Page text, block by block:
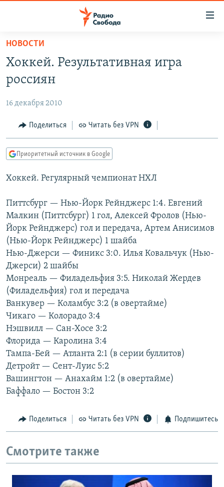
упрощенного
доступа
основному
Вернутся
главной
навигации
Вернутся
поиску
АВТОРСКИЕ ПРОЕКТЫ
ЦИТАТЫ СВОБОДЫ
МНЕНИЯ
IDEL.РЕАЛИИ
КАВКАЗ.РЕАЛИИ
СЕВЕР.РЕАЛИИ
СИБИРЬ.РЕАЛИИ
РАСПИСАНИЕ ВЕЩАНИЯ
ПОДПИШИТЕСЬ НА РАССЫЛКУ
СОЦИАЛЬНЫЕ СЕТИ
Все сайты РСЕ/РС
НОВОСТИ
Хоккей. Результативная игра
россиян
16 декабря 2010
Поделиться Читать без VPN
Приоритетный источник в Google
Хоккей. Регулярный чемпионат НХЛ
Питтсбург — Нью-Йорк Рейнджерс 1:4. Евгений
Малкин (Питтсбург) 1 гол, Алексей Фролов (Нью-
Йорк Рейнджерс) гол и передача, Артем Анисимов
(Нью-Йорк Рейнджерс) 1 шайба
Нью-Джерси — Финикс 3:0. Илья Ковальчук (Нью-
Джерси) 2 шайбы
Монреаль — Филадельфия 3:5. Николай Жердев
(Филадельфия) гол и передача
Ванкувер — Коламбус 3:2 (в овертайме)
Чикаго — Колорадо 3:4
Нэшвилл — Сан-Хосе 3:2
Флорида — Каролина 3:4
Тампа-Бей — Атланта 2:1 (в серии буллитов)
Детройт — Сент-Луис 5:2
Вашингтон — Анахайм 1:2 (в овертайме)
Баффало — Бостон 3:2
Поделиться Читать без VPN Подпишитесь
Смотрите также